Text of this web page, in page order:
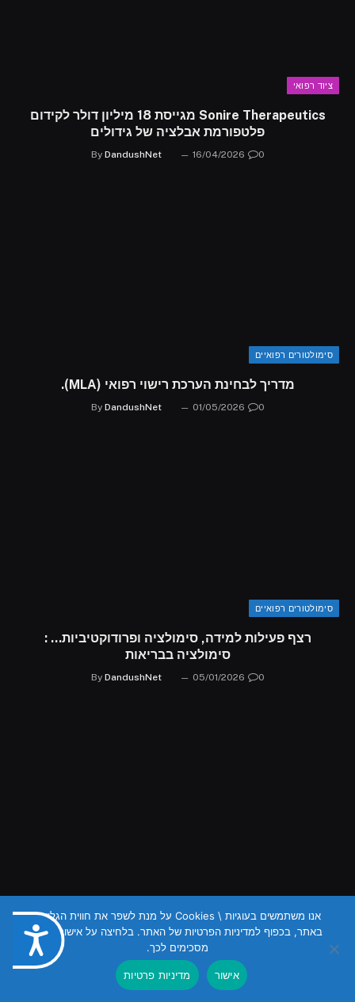
נגישות
ציוד רפואי
Sonire Therapeutics מגייסת 18 מיליון דולר לקידום
פלטפורמת אבלציה של גידולים
By DandushNet 16/04/2026 0
סימולטורים רפואיים
מדריך לבחינת הערכת רישוי רפואי (MLA).
By DandushNet 01/05/2026 0
סימולטורים רפואיים
רצף פעילות למידה, סימולציה ופרודוקטיביות… :
סימולציה בבריאות
By DandushNet 05/01/2026 0
אנו משתמשים בעוגיות \ Cookies על מנת לשפר את חווית הגלישה
באתר, בכפוף למדיניות הפרטיות של האתר. בלחיצה על אישור הנכם
מסכימים לכך.
אישור מדיניות פרטיות